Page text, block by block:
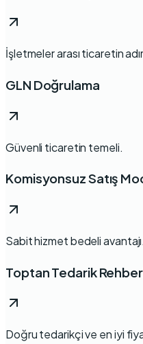
İşletmeler arası ticaretin
GLN Doğrulama
Güvenli ticaretin temeli.
Komisyonsuz Satış
Sabit hizmet bedeli avantajı.
Toptan Tedarik
Doğru tedarikçi ve en iyi